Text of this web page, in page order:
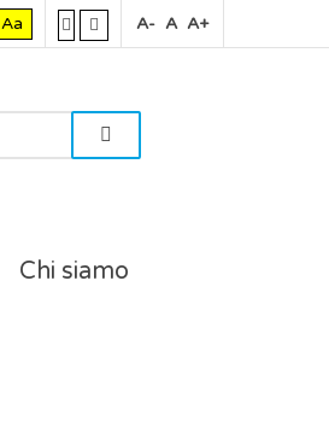
Aa A- A A+
Chi siamo